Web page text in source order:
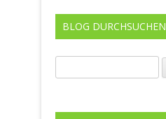
BLOG DURCHSUCHEN
nach: